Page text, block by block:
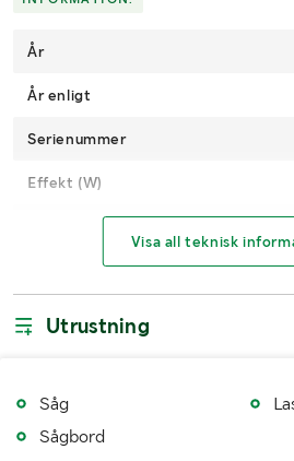
År
År enligt
Serienummer
Effekt (W)
Längd (mm)
Visa all teknisk
Utrustning
Såg
Sågbord